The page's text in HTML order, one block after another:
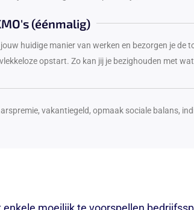
(éénmalig)
huidige manier van werken en bezorgen je
opstart. Zo kan jij je bezighouden met
vakantiegeld, opmaak sociale balans,